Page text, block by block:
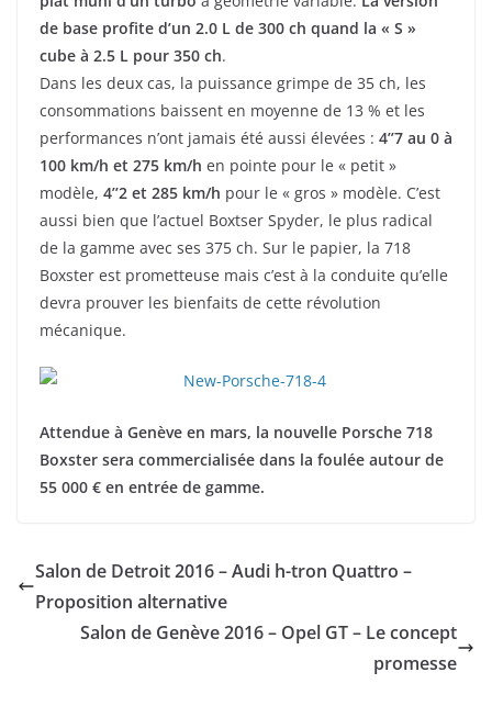
de base profite d’un 2.0 L de 300 ch quand la « S »
cube à 2.5 L pour 350 ch.
Dans les deux cas, la puissance grimpe de 35 ch, les
consommations baissent en moyenne de 13 % et les
performances n’ont jamais été aussi élevées : 4’’7 au 0 à
100 km/h et 275 km/h en pointe pour le « petit »
modèle, 4’’2 et 285 km/h pour le « gros » modèle. C’est
aussi bien que l’actuel Boxtser Spyder, le plus radical
de la gamme avec ses 375 ch. Sur le papier, la 718
Boxster est prometteuse mais c’est à la conduite qu’elle
devra prouver les bienfaits de cette révolution
mécanique.
Attendue à Genève en mars, la nouvelle Porsche 718
Boxster sera commercialisée dans la foulée autour de
55 000 € en entrée de gamme.
Salon de Detroit 2016 – Audi h-tron Quattro –
Proposition alternative
Salon de Genève 2016 – Opel GT – Le concept
promesse